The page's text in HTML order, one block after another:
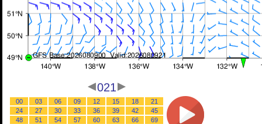
021
00 03 06 09 12 15 18
21
24
27 30 33 36 39 42
45
48
51 54 57 60 63 66
69